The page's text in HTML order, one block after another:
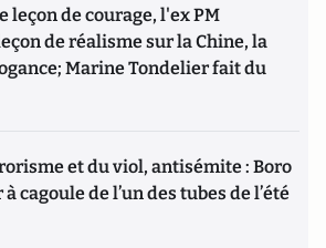
leçon de courage, l'ex PM
de réalisme sur la Chine, la
Marine Tondelier fait du
et du viol, antisémite : Boro
cagoule de l’un des tubes de l’été